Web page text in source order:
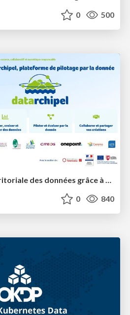
0 500
La gouvernance territoriale des données grâce à la plateforme Terreze
0 840